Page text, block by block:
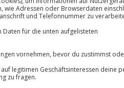
Immer das
Große Auswahl,